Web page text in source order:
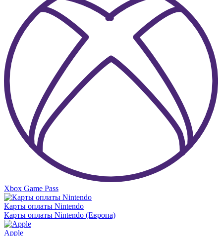
Xbox Game Pass
Карты оплаты Nintendo
Карты оплаты Nintendo (Европа)
Apple